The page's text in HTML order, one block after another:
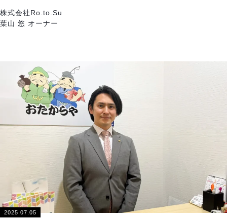
株式会社Ro.to.Su
葉山 悠 オーナー
2025.07.05